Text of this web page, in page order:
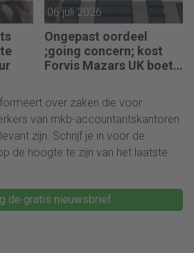
06 juli 2026
Ongepast oordeel
;going concern; kost
Forvis Mazars UK boete
over zaken die voor
van mkb-accountantskantoren
zijn. Schrijf je in voor de
de hoogte te zijn van het laatste
de gratis nieuwsbrief